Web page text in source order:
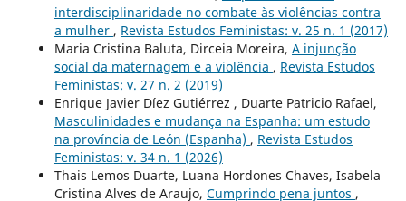
interdisciplinaridade no combate às violências contra
a mulher , Revista Estudos Feministas: v. 25 n. 1 (2017)
Maria Cristina Baluta, Dirceia Moreira, A injunção
social da maternagem e a violência , Revista Estudos
Feministas: v. 27 n. 2 (2019)
Enrique Javier Díez Gutiérrez , Duarte Patricio Rafael,
Masculinidades e mudança na Espanha: um estudo
na província de León (Espanha) , Revista Estudos
Feministas: v. 34 n. 1 (2026)
Thais Lemos Duarte, Luana Hordones Chaves, Isabela
Cristina Alves de Araujo, Cumprindo pena juntos ,